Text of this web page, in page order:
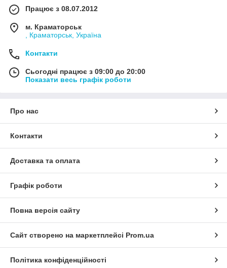
Працює з 08.07.2012
м. Краматорськ
, Краматорськ, Україна
Контакти
Сьогодні працює з 09:00 до 20:00
Показати весь графік роботи
Про нас
Контакти
Доставка та оплата
Графік роботи
Повна версія сайту
Сайт створено на маркетплейсі Prom.ua
Політика конфіденційності